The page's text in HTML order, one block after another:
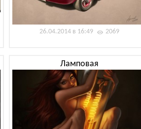
26.04.2014 в 16:49 2069
Ламповая